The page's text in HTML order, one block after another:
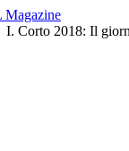
I. Corto 2018: Il